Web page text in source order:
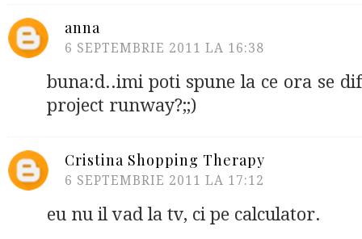
anna
6 SEPTEMBRIE 2011 LA 16:38
buna:d..imi poti spune la ce ora se
project runway?;;)
Cristina Shopping Therapy
6 SEPTEMBRIE 2011 LA 17:12
eu nu il vad la tv, ci pe calculator.